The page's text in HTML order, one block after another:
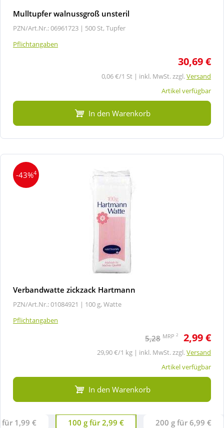
Mulltupfer walnussgroß unsteril
PZN/Art.Nr.: 06961723 | 500 St, Tupfer
Pflichtangaben
30,69 €
0,06 €/1 St | inkl. MwSt. zzgl.Versand
Artikel verfügbar
In den Warenkorb
-43%4
Verbandwatte zickzack Hartmann
PZN/Art.Nr.: 01084921 | 100 g, Watte
Pflichtangaben
5,28 MRP 2 2,99 €
29,90 €/1 kg | inkl. MwSt. zzgl.Versand
Artikel verfügbar
In den Warenkorb
für 1,99 € 100 g für 2,99 € 200 g für 6,99 €